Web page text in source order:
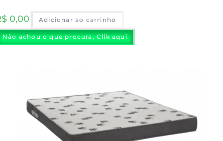
0,00 Adicionar ao carrinho
Não achou o que procura, Clik aqui